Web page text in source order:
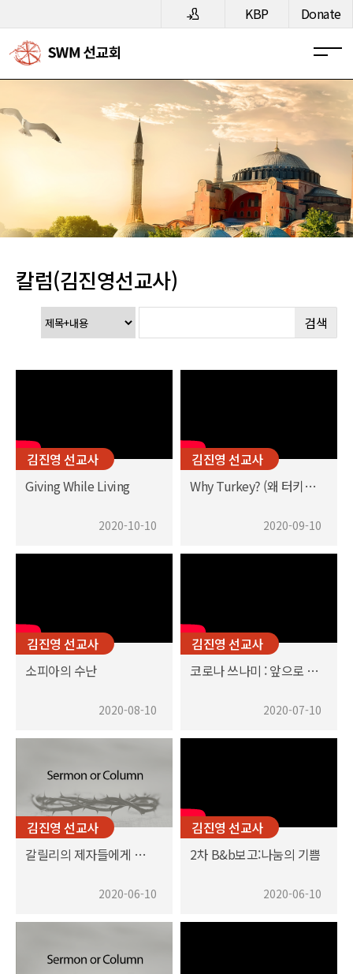
메뉴 건너뛰기 KBP Donate
칼럼(김진영선교사)
검색
김진영 선교사
Giving While Living
2020-10-10
김진영 선교사
Why Turkey? (왜 터키입니까?)
2020-09-10
김진영 선교사
소피아의 수난
2020-08-10
김진영 선교사
코로나 쓰나미 : 앞으로 무엇을 어떻게?
2020-07-10
김진영 선교사
갈릴리의 제자들에게 다시 찾아오신 예수
2020-06-10
김진영 선교사
2차 B&b보고:나눔의 기쁨
2020-06-10